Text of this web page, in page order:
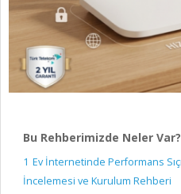
Bu Rehberimizde Neler Var?
1 Ev İnternetinde Performans
İncelemesi ve Kurulum Rehberi